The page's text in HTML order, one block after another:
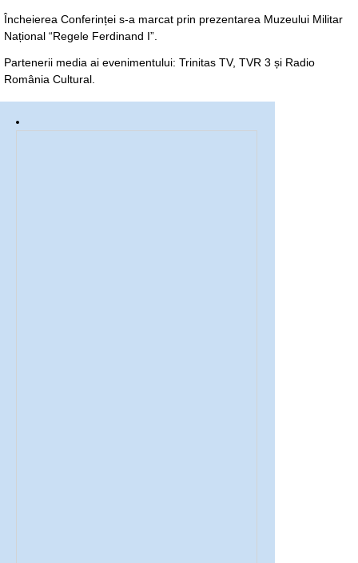
Încheierea Conferinței s-a marcat prin prezentarea Muzeului Militar
Național “Regele Ferdinand I”.
Partenerii media ai evenimentului: Trinitas TV, TVR 3 și Radio
România Cultural.